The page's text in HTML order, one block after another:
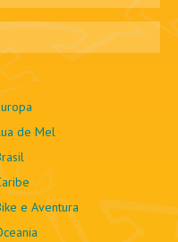
de Mel
e Aventura